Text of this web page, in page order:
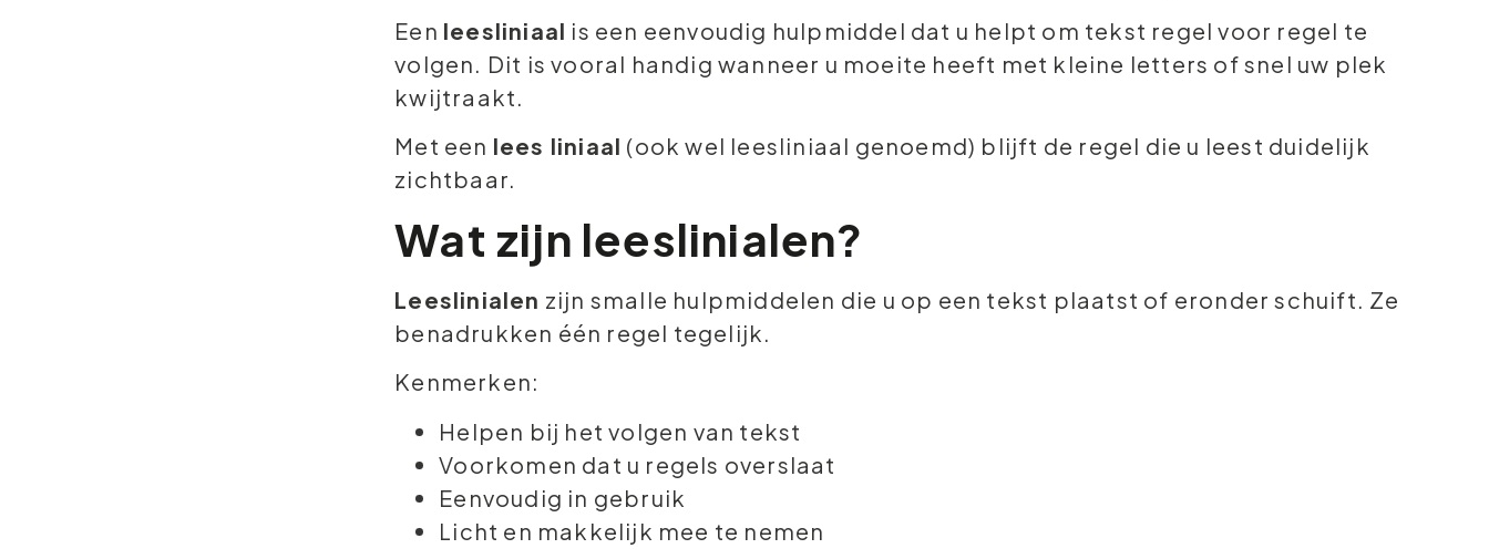
Een leesliniaal is een eenvoudig hulpmiddel dat u helpt om tekst regel voor regel te
volgen. Dit is vooral handig wanneer u moeite heeft met kleine letters of snel uw plek
kwijtraakt.
Met een lees liniaal (ook wel leesliniaal genoemd) blijft de regel die u leest duidelijk
zichtbaar.
Wat zijn leeslinialen?
Leeslinialen zijn smalle hulpmiddelen die u op een tekst plaatst of eronder schuift. Ze
benadrukken één regel tegelijk.
Kenmerken:
Helpen bij het volgen van tekst
Voorkomen dat u regels overslaat
Eenvoudig in gebruik
Licht en makkelijk mee te nemen